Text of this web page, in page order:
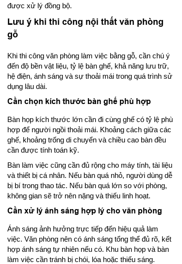
được xử lý đồng bộ.
Lưu ý khi thi công nội thất văn phòng
gỗ
Khi thi công văn phòng làm việc bằng gỗ, cần chú ý
đến độ bền vật liệu, tỷ lệ bàn ghế, khả năng lưu trữ,
hệ điện, ánh sáng và sự thoải mái trong quá trình sử
dụng lâu dài.
Cần chọn kích thước bàn ghế phù hợp
Bàn họp kích thước lớn cần đi cùng ghế có tỷ lệ phù
hợp để người ngồi thoải mái. Khoảng cách giữa các
ghế, khoảng trống di chuyển và chiều cao bàn đều
cần được tính toán kỹ.
Bàn làm việc cũng cần đủ rộng cho máy tính, tài liệu
và thiết bị cá nhân. Nếu bàn quá nhỏ, người dùng dễ
bị bí trong thao tác. Nếu bàn quá lớn so với phòng,
không gian sẽ trở nên nặng và thiếu linh hoạt.
Cần xử lý ánh sáng hợp lý cho văn phòng
Ánh sáng ảnh hưởng trực tiếp đến hiệu quả làm
việc. Văn phòng nên có ánh sáng tổng thể đủ rõ, kết
hợp ánh sáng tự nhiên nếu có. Khu bàn họp và bàn
làm việc cần tránh bị chói, lóa hoặc thiếu sáng.